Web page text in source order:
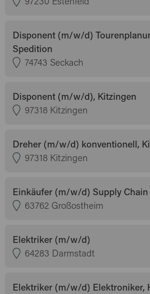
Disponent (m/w/d)
Spedition
74743 Seckach
Disponent (m/w/d), Kitzingen
97318 Kitzingen
Dreher (m/w/d) konventionell,
97318 Kitzingen
Einkäufer (m/w/d) Supply
63762 Großostheim
Elektriker (m/w/d)
64283 Darmstadt
Elektriker (m/w/d) Elektroniker,